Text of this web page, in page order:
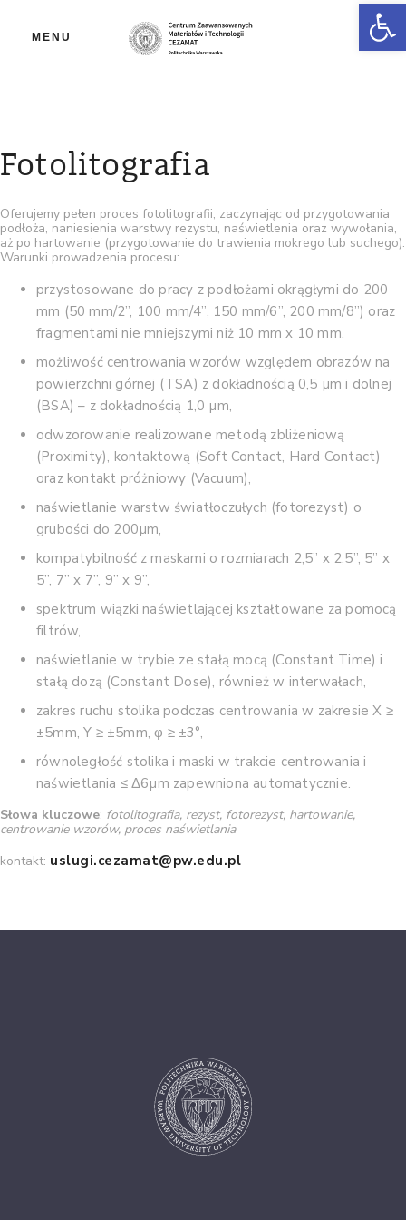
MENU
Fotolitografia
Oferujemy pełen proces fotolitografii, zaczynając od przygotowania
podłoża, naniesienia warstwy rezystu, naświetlenia oraz wywołania,
aż po hartowanie (przygotowanie do trawienia mokrego lub suchego).
Warunki prowadzenia procesu:
przystosowane do pracy z podłożami okrągłymi do 200
mm (50 mm/2”, 100 mm/4”, 150 mm/6”, 200 mm/8”) oraz
fragmentami nie mniejszymi niż 10 mm x 10 mm,
możliwość centrowania wzorów względem obrazów na
powierzchni górnej (TSA) z dokładnością 0,5 µm i dolnej
(BSA) – z dokładnością 1,0 µm,
odwzorowanie realizowane metodą zbliżeniową
(Proximity), kontaktową (Soft Contact, Hard Contact)
oraz kontakt próżniowy (Vacuum),
naświetlanie warstw światłoczułych (fotorezyst) o
grubości do 200µm,
kompatybilność z maskami o rozmiarach 2,5” x 2,5”, 5” x
5”, 7” x 7”, 9” x 9”,
spektrum wiązki naświetlającej kształtowane za pomocą
filtrów,
naświetlanie w trybie ze stałą mocą (Constant Time) i
stałą dozą (Constant Dose), również w interwałach,
zakres ruchu stolika podczas centrowania w zakresie X ≥
±5mm, Y ≥ ±5mm, φ ≥ ±3°,
równoległość stolika i maski w trakcie centrowania i
naświetlania ≤ Δ6µm zapewniona automatycznie.
Słowa kluczowe: fotolitografia, rezyst, fotorezyst, hartowanie,
centrowanie wzorów, proces naświetlania
kontakt: uslugi.cezamat@pw.edu.pl